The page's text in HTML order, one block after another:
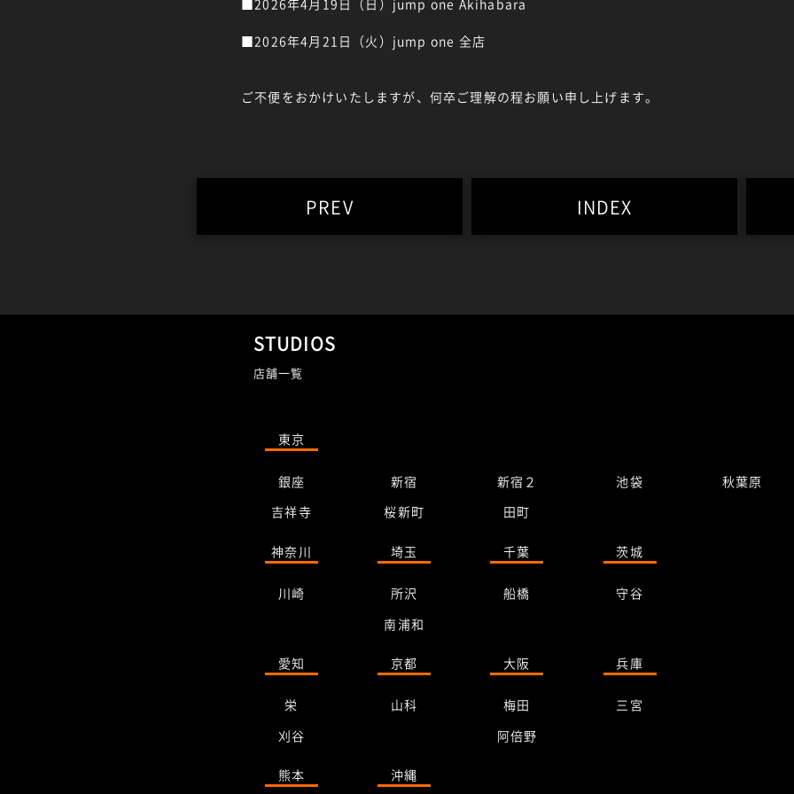
■2026年4月19日（日）jump one Akihabara
■2026年4月21日（火）jump one 全店
ご不便をおかけいたしますが、何卒ご理解の程お願い申し上げます。
PREV INDEX
STUDIOS
店舗一覧
東京
銀座 新宿 新宿２ 池袋
秋葉原
吉祥寺
桜新町 田町
神奈川 埼玉 千葉 茨城
川崎 所沢 船橋
守谷
南浦和
愛知 京都 大阪 兵庫
栄 山科 梅田
三宮
刈谷
阿倍野
熊本 沖縄